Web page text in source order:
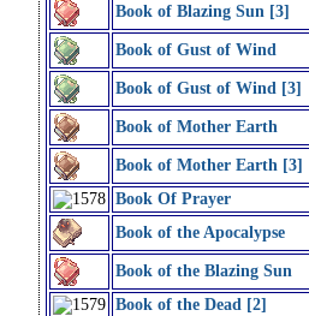
Book of Blazing Sun [3]
Book of Gust of Wind
Book of Gust of Wind [3]
Book of Mother Earth
Book of Mother Earth [3]
Book Of Prayer
Book of the Apocalypse
Book of the Blazing Sun
Book of the Dead [2]